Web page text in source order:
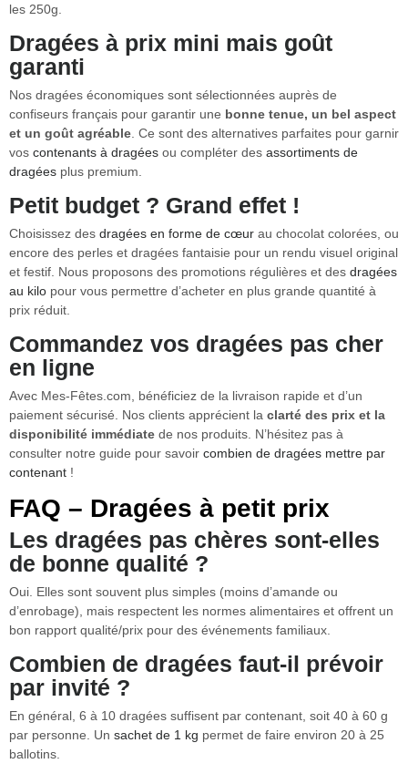
les 250g.
Dragées à prix mini mais goût
garanti
Nos dragées économiques sont sélectionnées auprès de
confiseurs français pour garantir une bonne tenue, un bel aspect
et un goût agréable . Ce sont des alternatives parfaites pour garnir
vos contenants à dragées ou compléter des assortiments de
dragées plus premium.
Petit budget ? Grand effet !
Choisissez des dragées en forme de cœur au chocolat colorées, ou
encore des perles et dragées fantaisie pour un rendu visuel original
et festif. Nous proposons des promotions régulières et des dragées
au kilo pour vous permettre d’acheter en plus grande quantité à
prix réduit.
Commandez vos dragées pas cher
en ligne
Avec Mes-Fêtes.com, bénéficiez de la livraison rapide et d’un
paiement sécurisé. Nos clients apprécient la clarté des prix et la
disponibilité immédiate de nos produits. N’hésitez pas à
consulter notre guide pour savoir combien de dragées mettre par
contenant !
FAQ – Dragées à petit prix
Les dragées pas chères sont-elles
de bonne qualité ?
Oui. Elles sont souvent plus simples (moins d’amande ou
d’enrobage), mais respectent les normes alimentaires et offrent un
bon rapport qualité/prix pour des événements familiaux.
Combien de dragées faut-il prévoir
par invité ?
En général, 6 à 10 dragées suffisent par contenant, soit 40 à 60 g
par personne. Un sachet de 1 kg permet de faire environ 20 à 25
ballotins.